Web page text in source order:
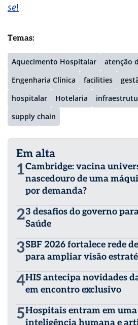
se!
Temas:
Aquecimento Hospitalar
atenção
Engenharia Clínica
facilities
hospitalar
Hotelaria
supply chain
Em alta
1Cambridge: vacina
nascedouro de uma
por demanda?
23 desafios do governo
Saúde
3SBF 2026 fortalece rede
para ampliar visão
4HIS antecipa novidades
em encontro exclusivo
5Hospitais entram em
inteligência humana e